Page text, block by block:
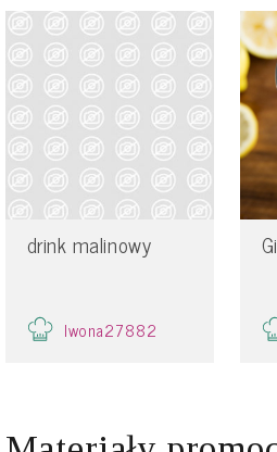
drink malinowy
Iwona27882